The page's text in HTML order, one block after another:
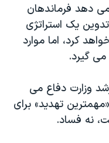
می دهد فرماندهان
یک استراتژی
کرد، اما موارد
گیرد.
وزارت دفاع می
تهدید» برای
نه فساد.